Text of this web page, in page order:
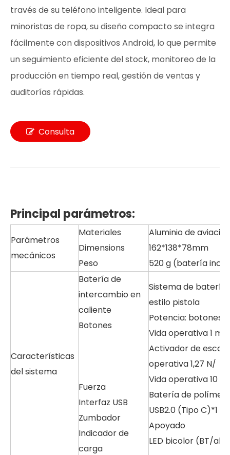
través de su teléfono inteligente. Ideal para
minoristas de ropa, su diseño compacto se integra
fácilmente con dispositivos Android, lo que permite
un seguimiento eficiente del stock, monitoreo de la
producción en tiempo real, gestión de ventas y
auditorías rápidas.
Consulta
Principal parámetros:
Parámetros
mecánicos
Materiales
Dimensions
Peso
Aluminio de
162*138*78mm
520 g (batería
Características
del sistema
Batería de
intercambio en
caliente
Botones
Fuerza
Interfaz USB
Zumbador
Indicador de
carga
Sistema de
estilo pistola
Potencia: botones
Vida operativa 1
Activador de
operativa 1,27 N/
Vida operativa 10
Batería de
USB2.0 (Tipo C)*1
Apoyado
LED bicolor (BT/